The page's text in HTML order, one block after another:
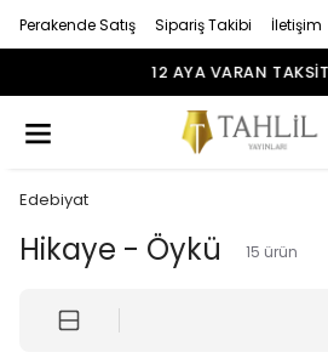
Perakende Satış Sipariş Takibi İletişim
12 AYA VARAN
Edebiyat
Hikaye - Öykü 15 ürün